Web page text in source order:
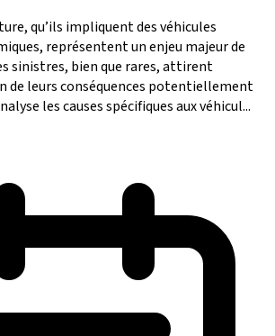
qu’ils impliquent des véhicules
représentent un enjeu majeur de
sinistres, bien que rares, attirent
de leurs conséquences potentiellement
les causes spécifiques aux véhicul...